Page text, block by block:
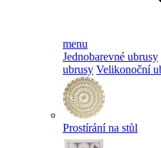
menu
Jednobarevné ubrusy
ubrusy Velikonoční
Prostírání na stůl